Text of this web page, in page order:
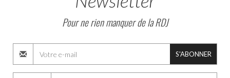
Pour ne rien manquer de la RDJ
S'ABONNER